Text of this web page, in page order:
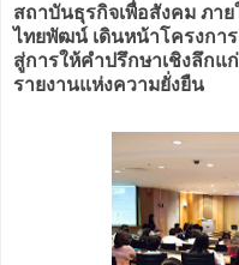
สถาบันธุรกิจเพื่อสังคม ภา
ไทยพัฒน์ เดินหน้าโครงกา
สู่การให้คำปรึกษาเชิงลึกแ
รายงานแห่งความยั่งยืน